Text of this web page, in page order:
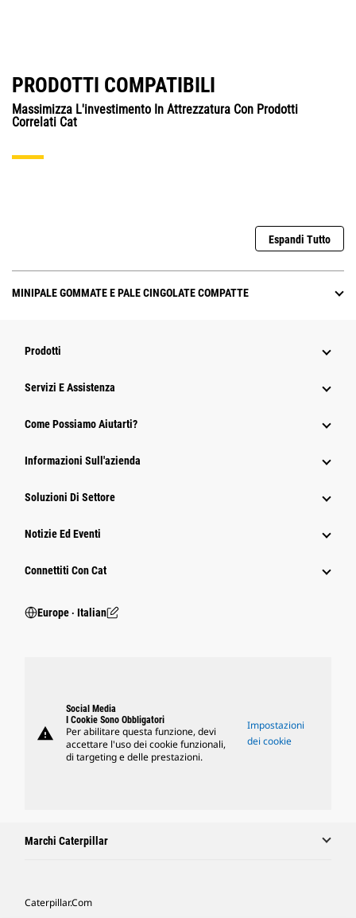
PRODOTTI COMPATIBILI
Massimizza L'investimento In Attrezzatura Con Prodotti
Correlati Cat
Espandi Tutto
MINIPALE GOMMATE E PALE CINGOLATE COMPATTE
Prodotti
Servizi E Assistenza
Come Possiamo Aiutarti?
Informazioni Sull'azienda
Soluzioni Di Settore
Notizie Ed Eventi
Connettiti Con Cat
Europe ‧ Italian
warning
Social Media
I Cookie Sono Obbligatori
Per abilitare questa funzione, devi
accettare l'uso dei cookie funzionali,
di targeting e delle prestazioni.
Impostazioni
dei cookie
Marchi Caterpillar
Caterpillar.com